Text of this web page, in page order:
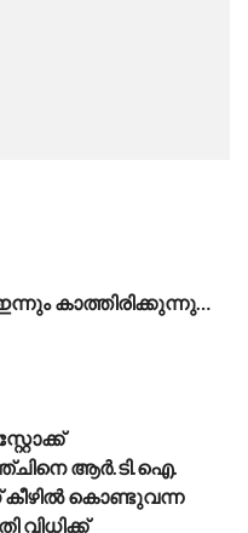
കാത്തിരിക്കുന്നു…
ആർ.ടി.ഐ.
കീഴിൽ കൊണ്ടുവന്ന
വിധിക്ക്